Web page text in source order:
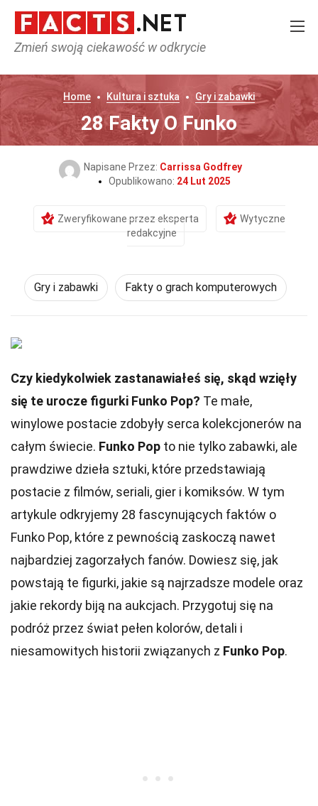
Zmień swoją ciekawość w odkrycie
Home Kultura i sztuka Gry i zabawki
28 Fakty O Funko
Napisane Przez: Carrissa Godfrey
Opublikowano: 24 Lut 2025
Zweryfikowane przez eksperta
Wytyczne
redakcyjne
Gry i zabawki Fakty o grach komputerowych
Czy kiedykolwiek zastanawiałeś się, skąd wzięły
się te urocze figurki Funko Pop? Te małe,
winylowe postacie zdobyły serca kolekcjonerów na
całym świecie. Funko Pop to nie tylko zabawki, ale
prawdziwe dzieła sztuki, które przedstawiają
postacie z filmów, seriali, gier i komiksów. W tym
artykule odkryjemy 28 fascynujących faktów o
Funko Pop, które z pewnością zaskoczą nawet
najbardziej zagorzałych fanów. Dowiesz się, jak
powstają te figurki, jakie są najrzadsze modele oraz
jakie rekordy biją na aukcjach. Przygotuj się na
podróż przez świat pełen kolorów, detali i
niesamowitych historii związanych z Funko Pop.